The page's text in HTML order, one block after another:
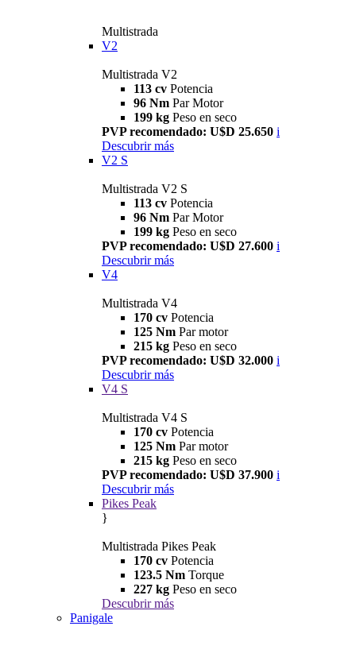
Multistrada
V2
Multistrada V2
113 cv Potencia
96 Nm Par Motor
199 kg Peso en seco
PVP recomendado: U$D 25.650 i
Descubrir más
V2 S
Multistrada V2 S
113 cv Potencia
96 Nm Par Motor
199 kg Peso en seco
PVP recomendado: U$D 27.600 i
Descubrir más
V4
Multistrada V4
170 cv Potencia
125 Nm Par motor
215 kg Peso en seco
PVP recomendado: U$D 32.000 i
Descubrir más
V4 S
Multistrada V4 S
170 cv Potencia
125 Nm Par motor
215 kg Peso en seco
PVP recomendado: U$D 37.900 i
Descubrir más
Pikes Peak
}
Multistrada Pikes Peak
170 cv Potencia
123.5 Nm Torque
227 kg Peso en seco
Descubrir más
Panigale